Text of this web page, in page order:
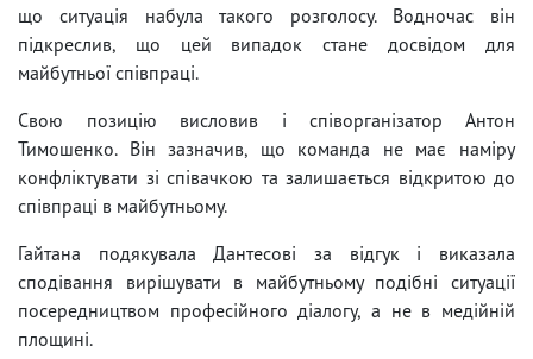
що ситуація набула такого розголосу. Водночас він
підкреслив, що цей випадок стане досвідом для
майбутньої співпраці.
Свою позицію висловив і співорганізатор Антон
Тимошенко. Він зазначив, що команда не має наміру
конфліктувати зі співачкою та залишається відкритою до
співпраці в майбутньому.
Гайтана подякувала Дантесові за відгук і виказала
сподівання вирішувати в майбутньому подібні ситуації
посередництвом професійного діалогу, а не в медійній
площині.